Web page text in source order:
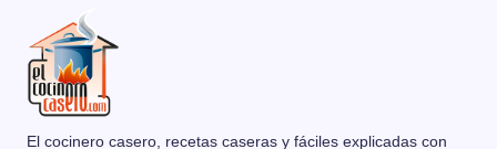
El cocinero casero, recetas caseras y fáciles explicadas con